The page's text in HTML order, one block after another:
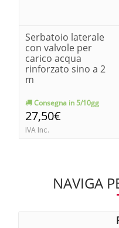
Serbatoio laterale
con valvole per
carico acqua
rinforzato sino a 2
m
Consegna in 5/10gg
27,50€
IVA Inc.
NAVIGA